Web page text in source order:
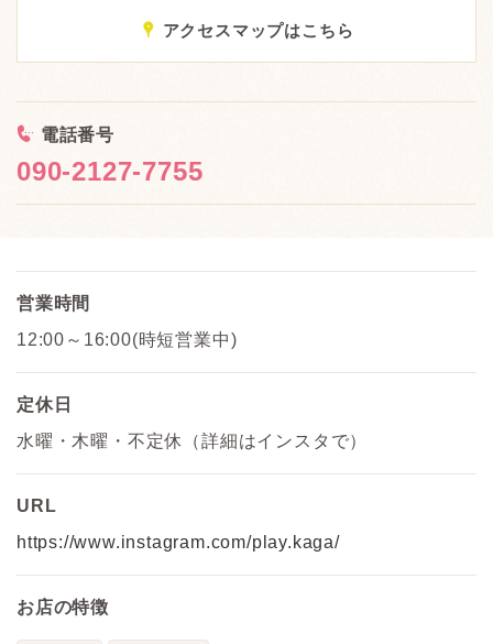
x アクセスマップはこちら
< 電話番号
090-2127-7755
営業時間
12:00～16:00(時短営業中)
定休日
水曜・木曜・不定休（詳細はインスタで）
URL
https://www.instagram.com/play.kaga/
お店の特徴